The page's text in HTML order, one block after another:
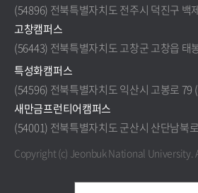
(54896) 전북특별자치도 전주시 덕진구 백
고창캠퍼스
(56443) 전북특별자치도 고창군 고창읍 태
특성화캠퍼스
(54596) 전북특별자치도 익산시 고봉로
새만금프런티어캠퍼스
(54001) 전북특별자치도 군산시 산단남북
Copyright (c) Jeonbuk National University.